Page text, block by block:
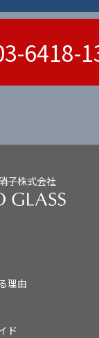
6418-
子株式会社
理由
ド